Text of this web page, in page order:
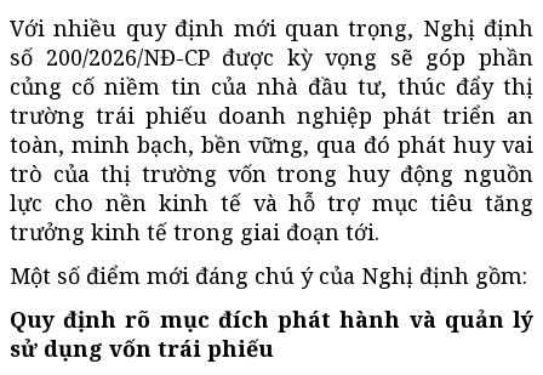
Với nhiều quy định mới quan trọng, Nghị định
số 200/2026/NĐ-CP được kỳ vọng sẽ góp phần
củng cố niềm tin của nhà đầu tư, thúc đẩy thị
trường trái phiếu doanh nghiệp phát triển an
toàn, minh bạch, bền vững, qua đó phát huy vai
trò của thị trường vốn trong huy động nguồn
lực cho nền kinh tế và hỗ trợ mục tiêu tăng
trưởng kinh tế trong giai đoạn tới.
Một số điểm mới đáng chú ý của Nghị định gồm:
Quy định rõ mục đích phát hành và quản lý
sử dụng vốn trái phiếu